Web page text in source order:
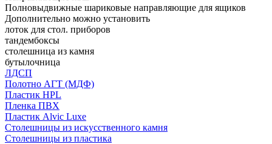
Полновыдвижные шариковые направляющие для ящиков
Дополнительно можно установить
лоток для стол. приборов
тандембоксы
столешница из камня
бутылочница
ЛДСП
Полотно АГТ (МДФ)
Пластик HPL
Пленка ПВХ
Пластик Alvic Luxe
Столешницы из искусственного камня
Столешницы из пластика